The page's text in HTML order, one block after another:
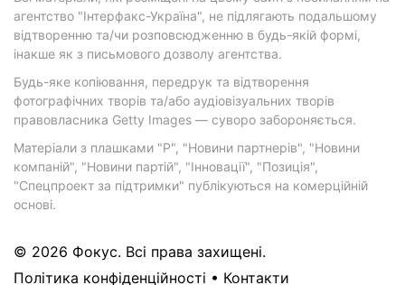
агентство "Інтерфакс-Україна", не підлягають подальшому
відтворенню та/чи розповсюдженню в будь-якій формі,
інакше як з письмового дозволу агентства.
Будь-яке копіювання, передрук та відтворення
фотографічних творів та/або аудіовізуальних творів
правовласника Getty Images — суворо забороняється.
Матеріали з плашками "Р", "Новини партнерів", "Новини
компаній", "Новини партій", "Інновації", "Позиція",
"Спецпроект за підтримки" публікуються на комерційній
основі.
© 2026 Фокус. Всі права захищені.
Політика конфіденційності • Контакти